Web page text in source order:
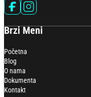
Brzi Meni
Početna
Blog
O nama
Dokumenta
Kontakt